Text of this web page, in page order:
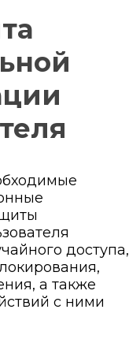
доступа,
а также
с ними